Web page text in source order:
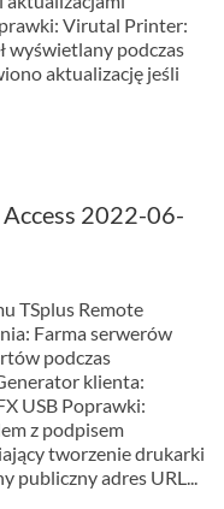
Virutal Printer:
wyświetlany podczas
aktualizację jeśli
Access 2022-06-
TSplus Remote
Farma serwerów
podczas
klienta:
USB Poprawki:
z podpisem
tworzenie drukarki
publiczny adres URL...